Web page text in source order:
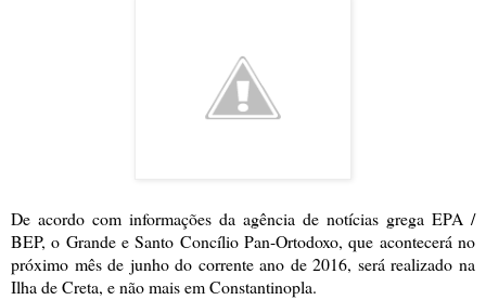
De acordo com informações da agência de notícias grega EPA /
BEP, o Grande e Santo Concílio Pan-Ortodoxo, que acontecerá no
próximo mês de junho do corrente ano de 2016, será realizado na
Ilha de Creta, e não mais em Constantinopla.